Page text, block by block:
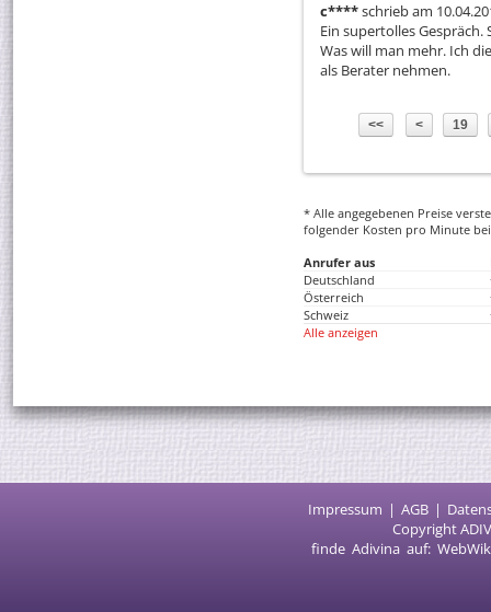
c****schrieb am
Ein supertolles
Was will man mehr. Ich
als Berater nehmen.
<< < 19
* Alle angegebenen Preise
folgender Kosten pro Minute
Anrufer aus
Deutschland
Österreich
Schweiz
Alle anzeigen
Impressum AGB
Copyright
finde Adivina auf: